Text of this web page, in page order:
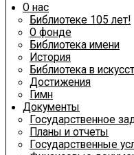
О нас
Библиотеке 105 лет!
О фонде
Библиотека имени
История
Библиотека в
Достижения
Гимн
Документы
Государственное
Планы и отчеты
Государственные